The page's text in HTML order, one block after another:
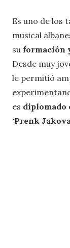
Es uno de los
musical
su formación
Desde muy
le permitió
es diplomado
‘Prenk